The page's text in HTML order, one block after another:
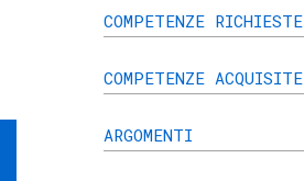
COMPETENZE RICHIESTE
COMPETENZE ACQUISITE
ARGOMENTI